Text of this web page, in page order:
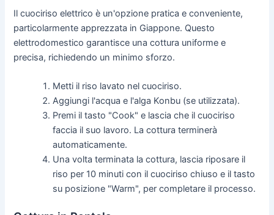
Il cuociriso elettrico è un'opzione pratica e conveniente,
particolarmente apprezzata in Giappone. Questo
elettrodomestico garantisce una cottura uniforme e
precisa, richiedendo un minimo sforzo.
Metti il riso lavato nel cuociriso.
Aggiungi l'acqua e l'alga Konbu (se utilizzata).
Premi il tasto "Cook" e lascia che il cuociriso
faccia il suo lavoro. La cottura terminerà
automaticamente.
Una volta terminata la cottura, lascia riposare il
riso per 10 minuti con il cuociriso chiuso e il tasto
su posizione "Warm", per completare il processo.